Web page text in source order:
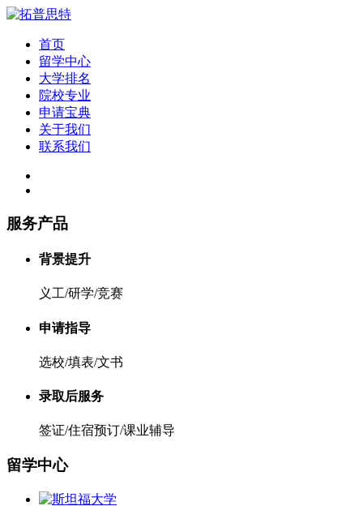
首页
留学中心
大学排名
院校专业
申请宝典
关于我们
联系我们
服务产品
背景提升
义工/研学/竞赛
申请指导
选校/填表/文书
录取后服务
签证/住宿预订/课业辅导
留学中心